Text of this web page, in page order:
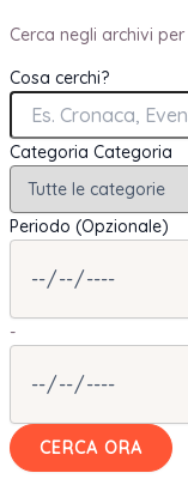
Cerca negli archivi
Cosa cerchi?
Categoria Categoria
Periodo (Opzionale)
-
CERCA ORA